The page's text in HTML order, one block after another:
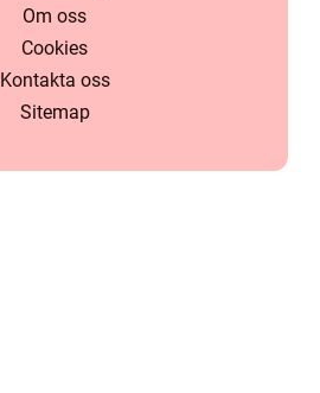
Om oss
Cookies
Kontakta oss
Sitemap